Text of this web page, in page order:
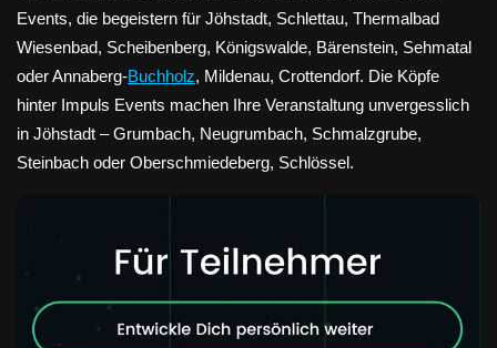
Events, die begeistern für Jöhstadt, Schlettau, Thermalbad
Wiesenbad, Scheibenberg, Königswalde, Bärenstein, Sehmatal
oder Annaberg-Buchholz, Mildenau, Crottendorf. Die Köpfe
hinter Impuls Events machen Ihre Veranstaltung unvergesslich
in Jöhstadt – Grumbach, Neugrumbach, Schmalzgrube,
Steinbach oder Oberschmiedeberg, Schlössel.